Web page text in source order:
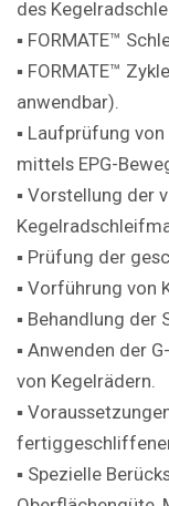
des
▪ FORMATE™
▪ FORMATE™
anwendbar).
▪ Laufprüfung
mittels EPG-
▪ Vorstellung der
▪ Prüfung der
▪ Vorführung von
▪ Behandlung der
▪ Anwenden der
von Kegelrädern.
▪
▪ Spezielle